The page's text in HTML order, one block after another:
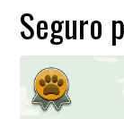
Seguro